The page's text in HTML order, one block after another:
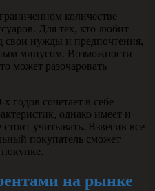
количестве
Для тех, кто любит
свои нужды и предпочтения,
минусом. Возможности
может разочаровать
годов сочетает в себе
однако имеет и
учитывать. Взвесив все
покупатель сможет
на рынке